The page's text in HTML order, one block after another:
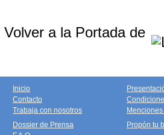
Volver a la Portada de
Inicio
Contacto
Trabaja con nosotros
Dossier de Prensa
Propón tu